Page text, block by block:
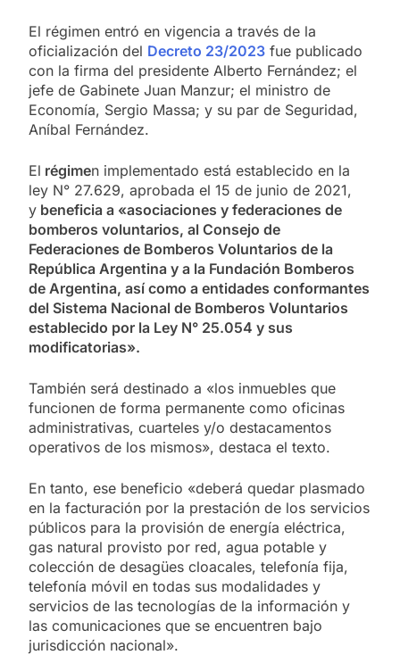
El régimen entró en vigencia a través de la
oficialización del Decreto 23/2023 fue publicado
con la firma del presidente Alberto Fernández; el
jefe de Gabinete Juan Manzur; el ministro de
Economía, Sergio Massa; y su par de Seguridad,
Aníbal Fernández.
El régimen implementado está establecido en la
ley N° 27.629, aprobada el 15 de junio de 2021,
y beneficia a «asociaciones y federaciones de
bomberos voluntarios, al Consejo de
Federaciones de Bomberos Voluntarios de la
República Argentina y a la Fundación Bomberos
de Argentina, así como a entidades conformantes
del Sistema Nacional de Bomberos Voluntarios
establecido por la Ley N° 25.054 y sus
modificatorias».
También será destinado a «los inmuebles que
funcionen de forma permanente como oficinas
administrativas, cuarteles y/o destacamentos
operativos de los mismos», destaca el texto.
En tanto, ese beneficio «deberá quedar plasmado
en la facturación por la prestación de los servicios
públicos para la provisión de energía eléctrica,
gas natural provisto por red, agua potable y
colección de desagües cloacales, telefonía fija,
telefonía móvil en todas sus modalidades y
servicios de las tecnologías de la información y
las comunicaciones que se encuentren bajo
jurisdicción nacional».